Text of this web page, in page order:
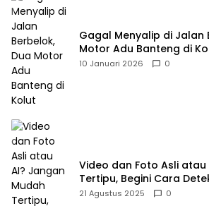
Gagal Menyalip di Jalan
Motor Adu Banteng di
10 Januari 2026 0
Video dan Foto Asli
Tertipu, Begini Cara
21 Agustus 2025 0